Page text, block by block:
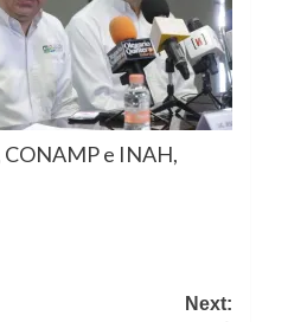
CONAMP e INAH,
Next: